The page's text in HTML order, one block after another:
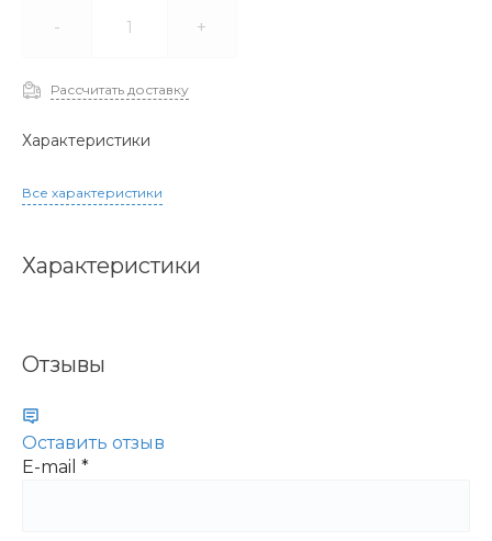
- +
Рассчитать доставку
Характеристики
Все характеристики
Характеристики
Отзывы
Оставить отзыв
E-mail *